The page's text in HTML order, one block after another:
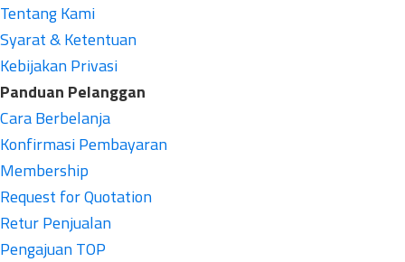
Tentang Kami
Syarat & Ketentuan
Kebijakan Privasi
Panduan Pelanggan
Cara Berbelanja
Konfirmasi Pembayaran
Membership
Request for Quotation
Retur Penjualan
Pengajuan TOP